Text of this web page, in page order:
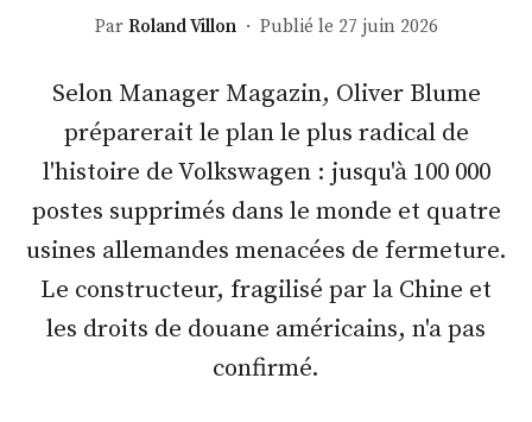
Par Roland Villon· Publié le 27 juin 2026
Selon Manager Magazin, Oliver Blume
préparerait le plan le plus radical de
l'histoire de Volkswagen : jusqu'à 100 000
postes supprimés dans le monde et quatre
usines allemandes menacées de fermeture.
Le constructeur, fragilisé par la Chine et
les droits de douane américains, n'a pas
confirmé.